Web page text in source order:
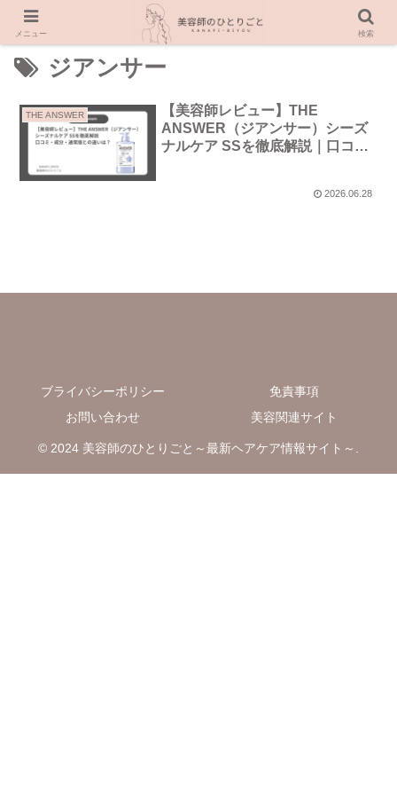
ジアンサー
THE ANSWER
【美容師レビュー】THE
ANSWER（ジアンサー）シーズ
ナルケア SSを徹底解説｜口コ
2026.06.28
ブライバシーポリシー
免責事項
お問い合わせ
美容関連サイト
© 2024 美容師のひとりごと～最新ヘアケア情報サイト～.
メニュー 検索